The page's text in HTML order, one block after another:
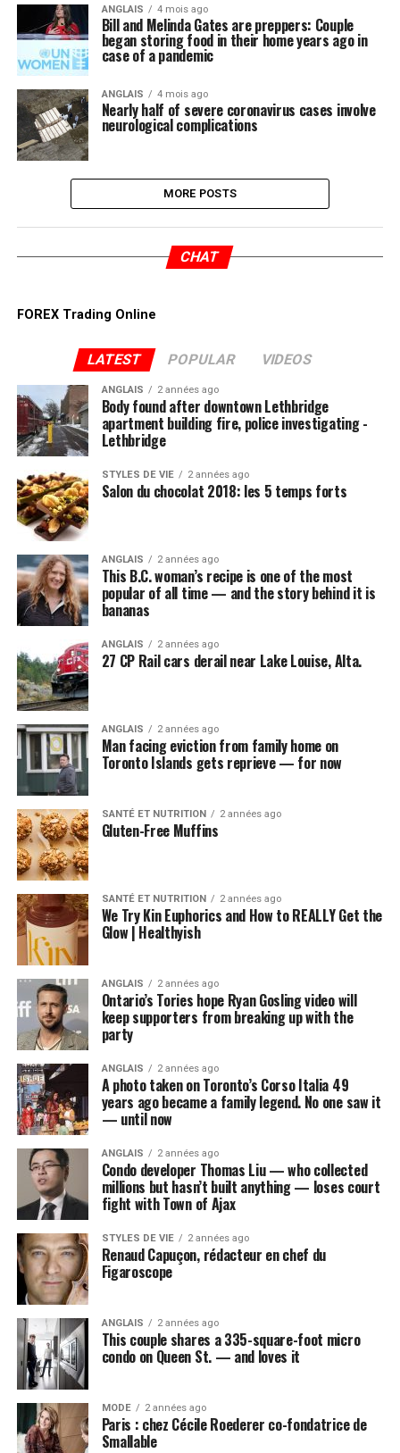
ANGLAIS 4 mois ago
Bill and Melinda Gates are preppers: Couple
began storing food in their home years ago in
case of a pandemic
ANGLAIS 4 mois ago
Nearly half of severe coronavirus cases involve
neurological complications
MORE POSTS
CHAT
FOREX Trading Online
LATEST POPULAR VIDEOS
ANGLAIS 2 années ago
Body found after downtown Lethbridge
apartment building fire, police investigating -
Lethbridge
STYLES DE VIE 2 années ago
Salon du chocolat 2018: les 5 temps forts
ANGLAIS 2 années ago
This B.C. woman’s recipe is one of the most
popular of all time — and the story behind it is
bananas
ANGLAIS 2 années ago
27 CP Rail cars derail near Lake Louise, Alta.
ANGLAIS 2 années ago
Man facing eviction from family home on
Toronto Islands gets reprieve — for now
SANTÉ ET NUTRITION 2 années ago
Gluten-Free Muffins
SANTÉ ET NUTRITION 2 années ago
We Try Kin Euphorics and How to REALLY Get the
Glow | Healthyish
ANGLAIS 2 années ago
Ontario’s Tories hope Ryan Gosling video will
keep supporters from breaking up with the
party
ANGLAIS 2 années ago
A photo taken on Toronto’s Corso Italia 49
years ago became a family legend. No one saw it
— until now
ANGLAIS 2 années ago
Condo developer Thomas Liu — who collected
millions but hasn’t built anything — loses court
fight with Town of Ajax
STYLES DE VIE 2 années ago
Renaud Capuçon, rédacteur en chef du
Figaroscope
ANGLAIS 2 années ago
This couple shares a 335-square-foot micro
condo on Queen St. — and loves it
MODE 2 années ago
Paris : chez Cécile Roederer co-fondatrice de
Smallable